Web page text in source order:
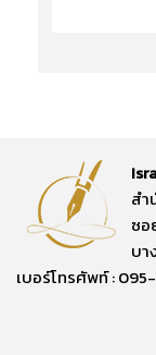
สำ
ซอ
บา
เบอร์โทรศัพท์ :